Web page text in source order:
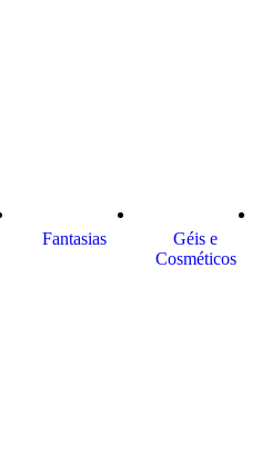
Fantasias
Géis e
Cosméticos